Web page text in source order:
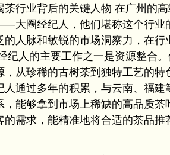
茶行业背后的关键人物 在广州的
大圈经纪人，他们堪称这个行业
的人脉和敏锐的市场洞察力，在行
纪人的主要工作之一是资源整合
，从珍稀的古树茶到独特工艺的
人通过多年的积累，与云南、福建
，能够拿到市场上稀缺的高品质茶
的需求，能精准地将合适的茶品推